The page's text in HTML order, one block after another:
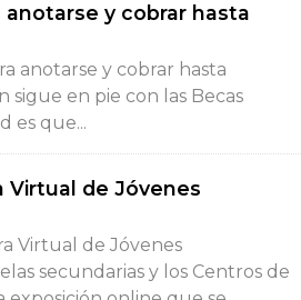
anotarse y cobrar hasta
anotarse y cobrar hasta
sigue en pie con las Becas
es que...
Virtual de Jóvenes
Virtual de Jóvenes
secundarias y los Centros de